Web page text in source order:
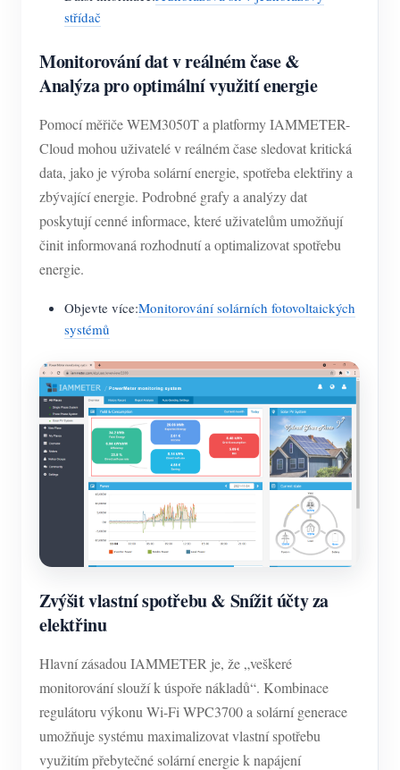
střídač
Monitorování dat v reálném čase &
Analýza pro optimální využití energie
Pomocí měřiče WEM3050T a platformy IAMMETER-
Cloud mohou uživatelé v reálném čase sledovat kritická
data, jako je výroba solární energie, spotřeba elektřiny a
zbývající energie. Podrobné grafy a analýzy dat
poskytují cenné informace, které uživatelům umožňují
činit informovaná rozhodnutí a optimalizovat spotřebu
energie.
Objevte více:Monitorování solárních fotovoltaických
systémů
Zvýšit vlastní spotřebu & Snížit účty za
elektřinu
Hlavní zásadou IAMMETER je, že „veškeré
monitorování slouží k úspoře nákladů“. Kombinace
regulátoru výkonu Wi-Fi WPC3700 a solární generace
umožňuje systému maximalizovat vlastní spotřebu
využitím přebytečné solární energie k napájení